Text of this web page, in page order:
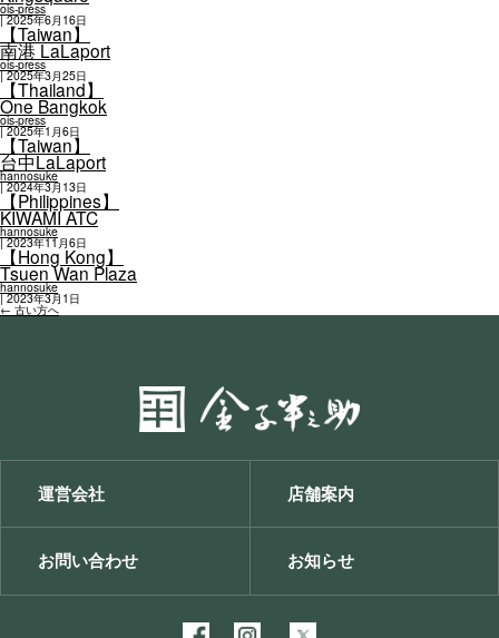
ois-press
|2025年6月16日
【Taiwan】
南港 LaLaport
ois-press
|2025年3月25日
【Thailand】
One Bangkok
ois-press
|2025年1月6日
【Taiwan】
台中LaLaport
hannosuke
|2024年3月13日
【Philippines】
KIWAMI ATC
hannosuke
|2023年11月6日
【Hong Kong】
Tsuen Wan Plaza
hannosuke
|2023年3月1日
投
← 古い方へ
運営会社 店舗案内
お問い合わせ お知らせ